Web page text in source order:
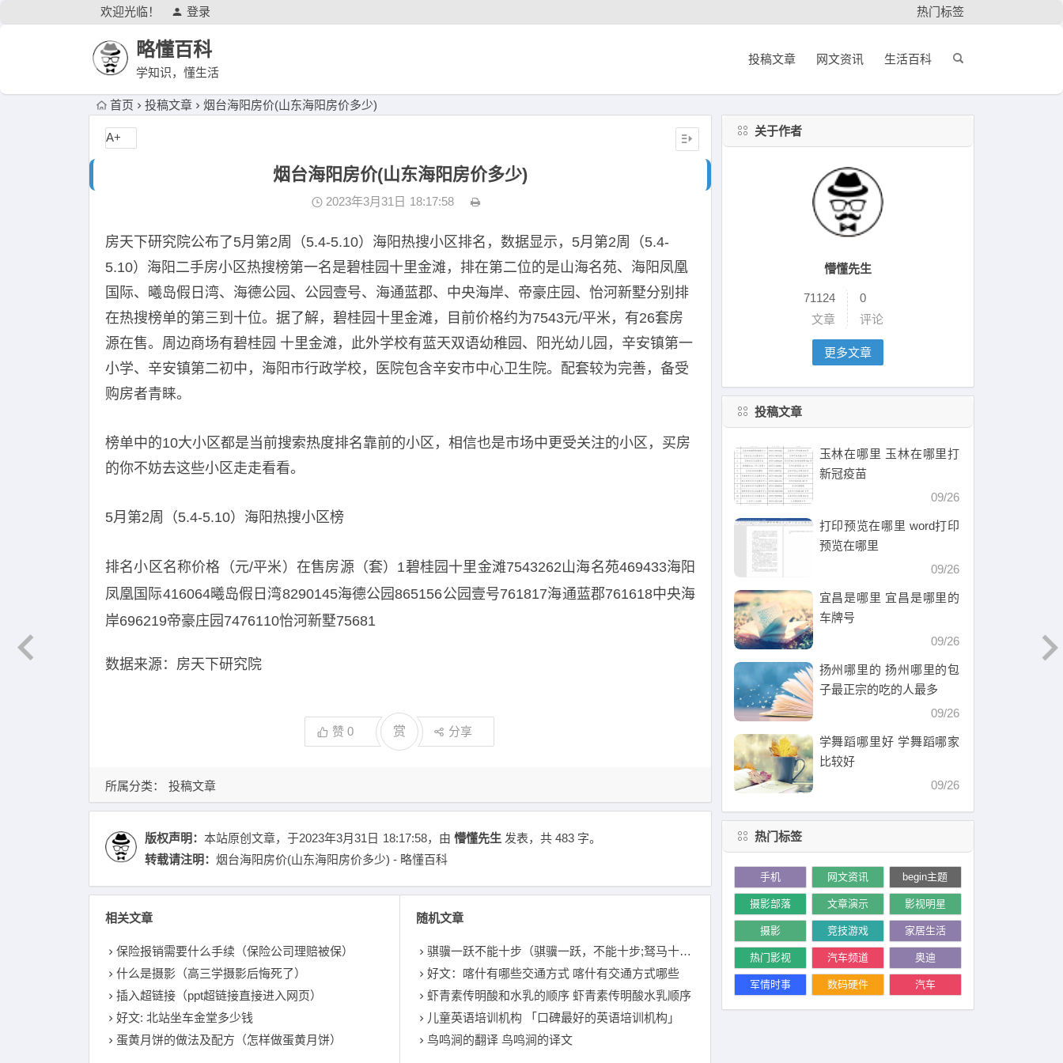
欢迎光临！ 登录 热门标签
略懂百科
学知识，懂生活
投稿文章 网文资讯 生活百科
首页 投稿文章 烟台海阳房价(山东海阳房价多少)
烟台海阳房价(山东海阳房价多少)
2023年3月31日 18:17:58
房天下研究院公布了5月第2周（5.4-5.10）海阳热搜小区排名，数据显示，5月第2周（5.4-
5.10）海阳二手房小区热搜榜第一名是碧桂园十里金滩，排在第二位的是山海名苑、海阳凤凰
国际、曦岛假日湾、海德公园、公园壹号、海通蓝郡、中央海岸、帝豪庄园、怡河新墅分别排
在热搜榜单的第三到十位。据了解，碧桂园十里金滩，目前价格约为7543元/平米，有26套房
源在售。周边商场有碧桂园 十里金滩，此外学校有蓝天双语幼稚园、阳光幼儿园，辛安镇第一
小学、辛安镇第二初中，海阳市行政学校，医院包含辛安市中心卫生院。配套较为完善，备受
购房者青睐。
榜单中的10大小区都是当前搜索热度排名靠前的小区，相信也是市场中更受关注的小区，买房
的你不妨去这些小区走走看看。
5月第2周（5.4-5.10）海阳热搜小区榜
排名小区名称价格（元/平米）在售房源（套）1碧桂园十里金滩7543262山海名苑469433海阳
凤凰国际416064曦岛假日湾8290145海德公园865156公园壹号761817海通蓝郡761618中央海
岸696219帝豪庄园7476110怡河新墅75681
数据来源：房天下研究院
赞 0 赏 分享
A+
所属分类： 投稿文章
版权声明： 本站原创文章，于2023年3月31日 18:17:58，由 懵懂先生 发表，共 483 字。
转载请注明： 烟台海阳房价(山东海阳房价多少) - 略懂百科
相关文章
保险报销需要什么手续（保险公司理赔被保）
什么是摄影（高三学摄影后悔死了）
插入超链接（ppt超链接直接进入网页）
好文: 北站坐车金堂多少钱
蛋黄月饼的做法及配方（怎样做蛋黄月饼）
随机文章
骐骥一跃不能十步（骐骥一跃，不能十步;驽马十驾，功在不舍是什么意思啊）
好文：喀什有哪些交通方式 喀什有交通方式哪些
虾青素传明酸和水乳的顺序 虾青素传明酸水乳顺序
儿童英语培训机构 「口碑最好的英语培训机构」
鸟鸣涧的翻译 鸟鸣涧的译文
关于作者
懵懂先生
71124
文章
0
评论
更多文章
投稿文章
玉林在哪里 玉林在哪里打
新冠疫苗
09/26
打印预览在哪里 word打印
预览在哪里
09/26
宜昌是哪里 宜昌是哪里的
车牌号
09/26
扬州哪里的 扬州哪里的包
子最正宗的吃的人最多
09/26
学舞蹈哪里好 学舞蹈哪家
比较好
09/26
热门标签
手机 网文资讯 begin主题
摄影部落 文章演示 影视明星
摄影 竞技游戏 家居生活
热门影视 汽车频道 奥迪
军情时事 数码硬件 汽车